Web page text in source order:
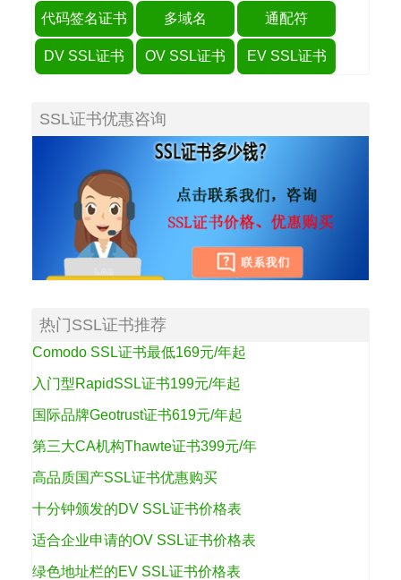
代码签名证书 多域名 通配符
DV SSL证书 OV SSL证书 EV SSL证书
SSL证书优惠咨询
热门SSL证书推荐
Comodo SSL证书最低169元/年起
入门型RapidSSL证书199元/年起
国际品牌Geotrust证书619元/年起
第三大CA机构Thawte证书399元/年
高品质国产SSL证书优惠购买
十分钟颁发的DV SSL证书价格表
适合企业申请的OV SSL证书价格表
绿色地址栏的EV SSL证书价格表